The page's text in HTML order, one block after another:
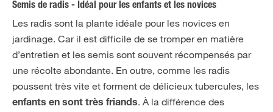
Semis de radis - Idéal pour les enfants et les novices
Les radis sont la plante idéale pour les novices en
jardinage. Car il est difficile de se tromper en matière
d’entretien et les semis sont souvent récompensés par
une récolte abondante. En outre, comme les radis
poussent très vite et forment de délicieux tubercules, les
enfants en sont très friands. À la différence des